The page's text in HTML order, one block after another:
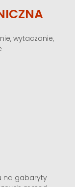
wytaczanie,
na gabaryty